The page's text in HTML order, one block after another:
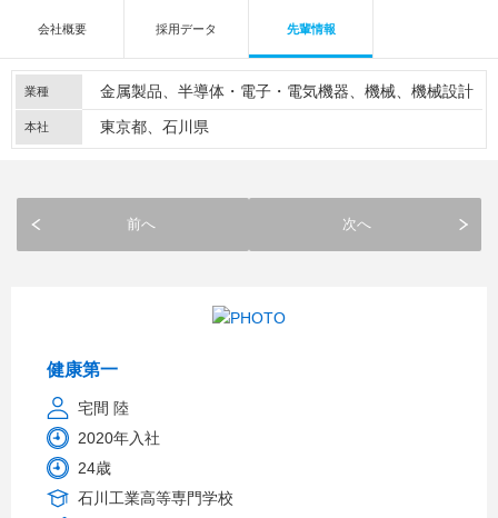
会社概要 採用データ 先輩情報
業種 金属製品 半導体・電子・電気機器 機械 機械設計
本社 東京都、石川県
前へ 次へ
健康第一
宅間 陸
2020年入社
24歳
石川工業高等専門学校